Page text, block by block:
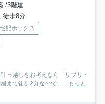
/3階建
徒歩8分
宅配ボックス
っ越しをお考えなら「リブリ・
まで徒歩2分なので、...
もっと